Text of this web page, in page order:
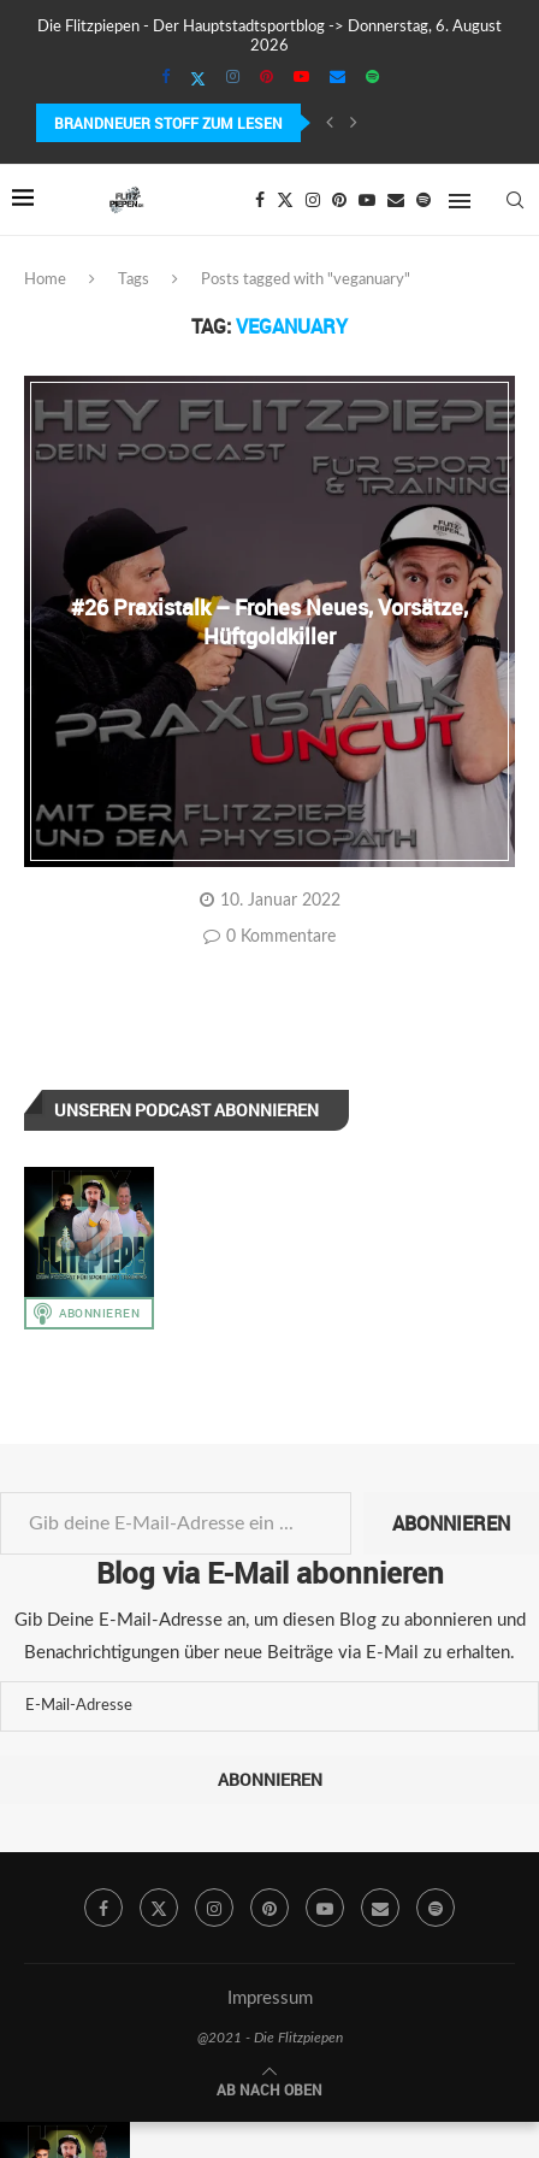
Die Flitzpiepen - Der Hauptstadtsportblog -> Donnerstag, 6. August
2026
BRANDNEUER STOFF ZUM LESEN
COROS PACE 4 IM TEST – LEICHT, SCHNELL...
Home Tags Posts tagged with "veganuary"
TAG:VEGANUARY
#26 Praxistalk – Frohes Neues, Vorsätze,
Hüftgoldkiller
10. Januar 2022
0 Kommentare
UNSEREN PODCAST ABONNIEREN
ABONNIEREN
Blog via E-Mail abonnieren
Gib Deine E-Mail-Adresse an, um diesen Blog zu abonnieren und
Benachrichtigungen über neue Beiträge via E-Mail zu erhalten.
ABONNIEREN
Impressum
@2021 - Die Flitzpiepen
AB NACH OBEN